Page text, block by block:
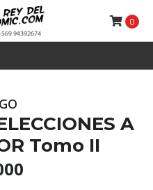
0
A
Tomo II